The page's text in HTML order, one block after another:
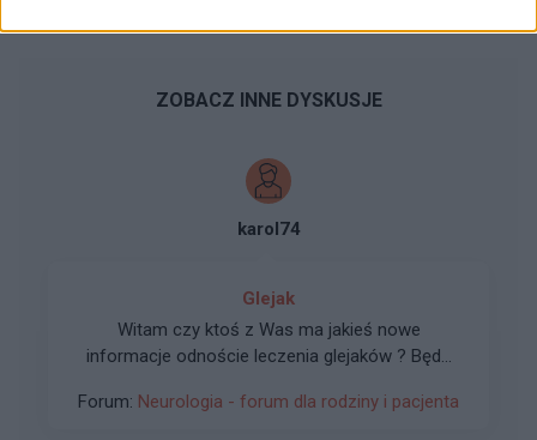
ZOBACZ INNE DYSKUSJE
karol74
Glejak
Witam czy ktoś z Was ma jakieś nowe
informacje odnoście leczenia glejaków ? Będę
Forum: Neurologia - forum dla rodziny i pacjenta